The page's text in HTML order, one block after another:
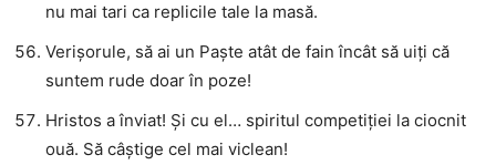
nu mai tari ca replicile tale la masă.
Verișorule, să ai un Paște atât de fain încât să uiți că
suntem rude doar în poze!
Hristos a înviat! Și cu el… spiritul competiției la ciocnit
ouă. Să câștige cel mai viclean!